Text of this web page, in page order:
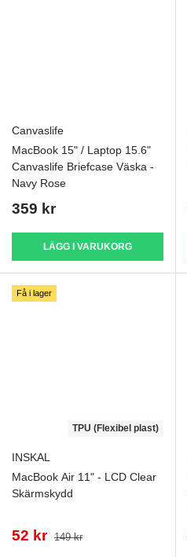
Canvaslife
MacBook 15" / Laptop 15.6"
Canvaslife Briefcase Väska -
Navy Rose
359 kr
LÄGG I VARUKORG
Få i lager
TPU (Flexibel plast)
INSKAL
MacBook Air 11" - LCD Clear
Skärmskydd
52 kr 149 kr